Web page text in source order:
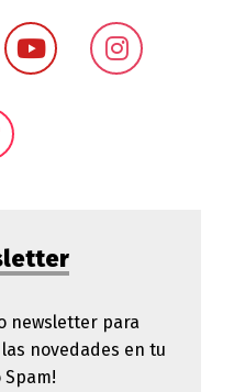
newsletter para
novedades en tu
Spam!